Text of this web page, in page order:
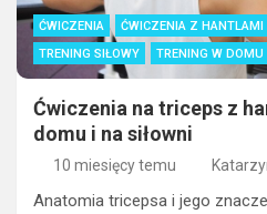
ĆWICZENIA ĆWICZENIA Z HANTLAMI
TRENING SIŁOWY
TRENING W DOMU
Ćwiczenia na triceps z
domu i na siłowni
10 miesięcy temu
Anatomia tricepsa i jego